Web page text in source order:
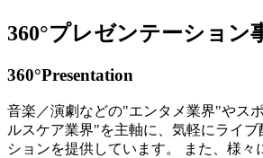
360°プレゼンテーション
360°Presentation
音楽／演劇などの"エンタメ業界"やス
ルスケア業界"を主軸に、気軽にライ
ションを提供しています。 また、様々